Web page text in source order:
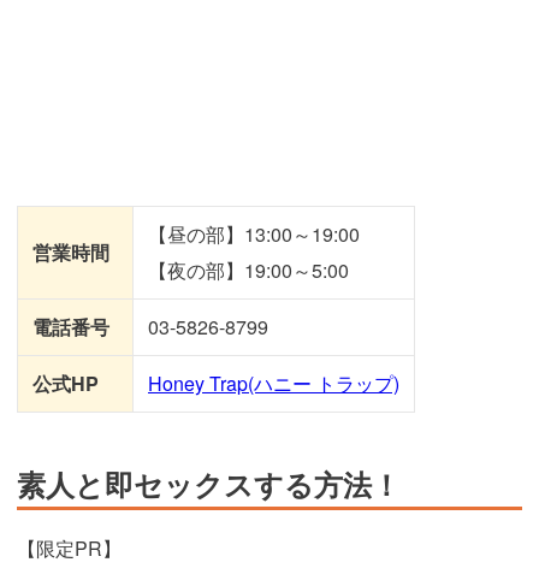
営業時間
【昼の部】13:00～19:00
【夜の部】19:00～5:00
電話番号 03-5826-8799
公式HP Honey Trap(ハニー トラップ)
素人と即セックスする方法！
【限定PR】